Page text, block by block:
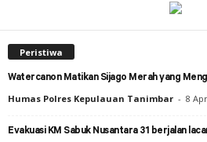
Peristiwa
Watercanon Matikan Sijago Merah yang
Humas Polres Kepulauan Tanimbar - 8
Evakuasi KM Sabuk Nusantara 31 berjalan